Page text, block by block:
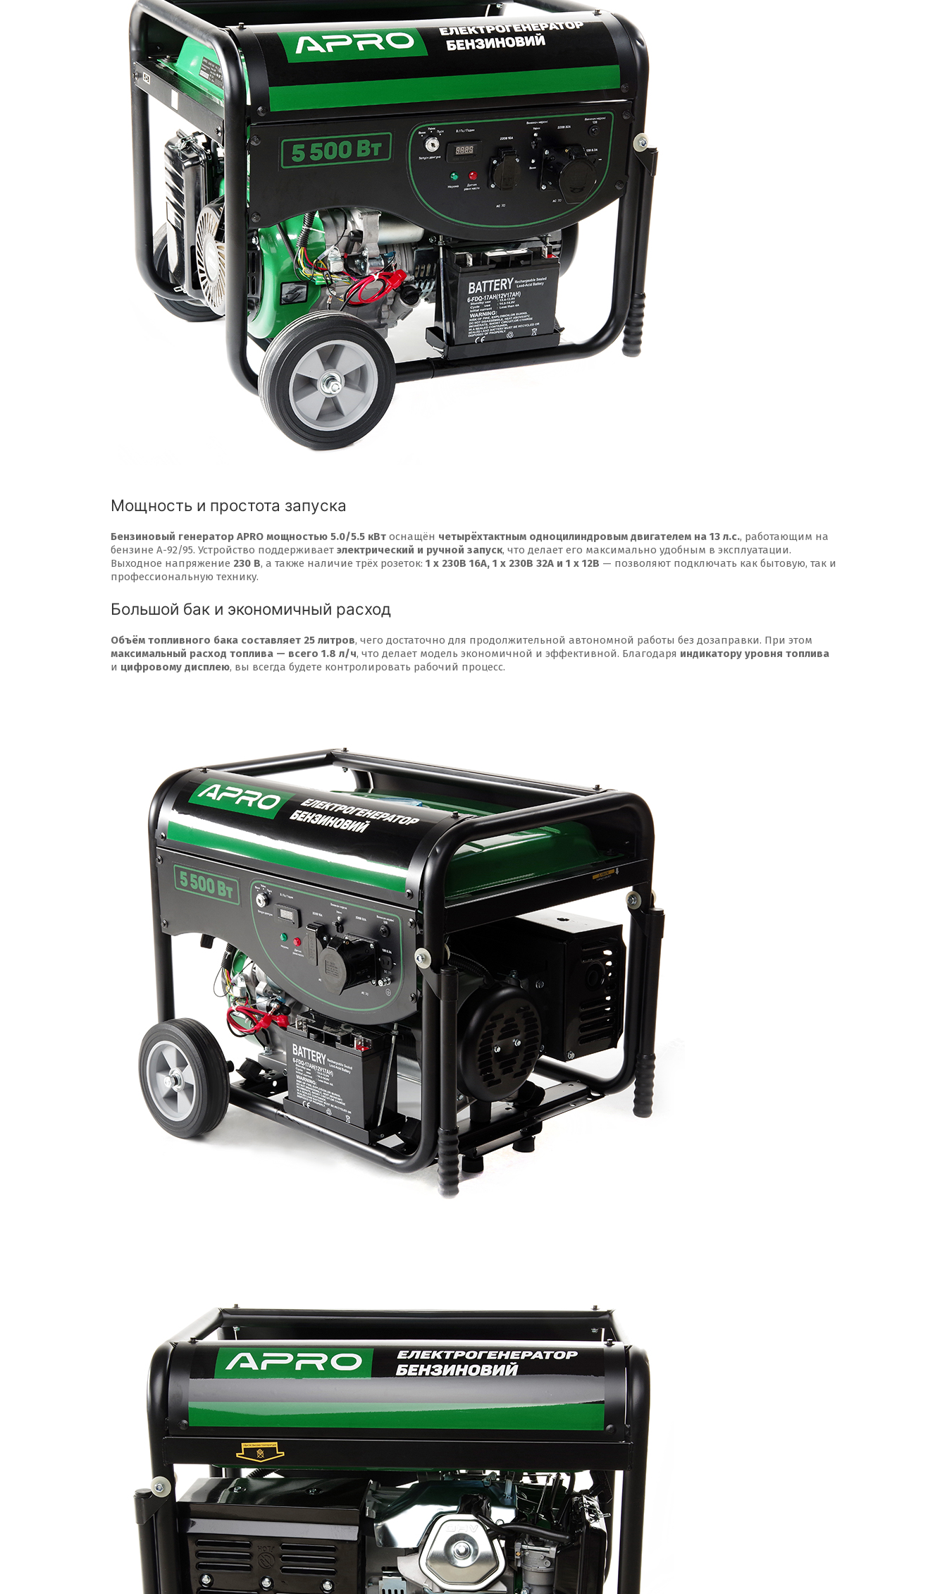
Мощность и простота запуска
Бензиновый генератор APRO мощностью 5.0/5.5 кВт оснащён четырёхтактным одноцилиндровым двигателем на 13 л.с., работающим на
бензине А-92/95. Устройство поддерживает электрический и ручной запуск, что делает его максимально удобным в эксплуатации.
Выходное напряжение 230 В, а также наличие трёх розеток: 1 х 230В 16А, 1 х 230В 32А и 1 х 12В — позволяют подключать как бытовую, так и
профессиональную технику.
Большой бак и экономичный расход
Объём топливного бака составляет 25 литров, чего достаточно для продолжительной автономной работы без дозаправки. При этом
максимальный расход топлива — всего 1.8 л/ч, что делает модель экономичной и эффективной. Благодаря индикатору уровня топлива
и цифровому дисплею, вы всегда будете контролировать рабочий процесс.